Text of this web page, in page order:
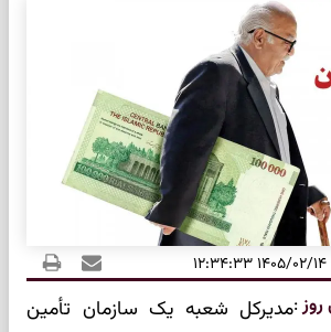
۱۴۰۵/۰۲/۱۴ ۱۲:۳۴:۳۳
روز:مدیرکل شعبه یک سازمان تأمین